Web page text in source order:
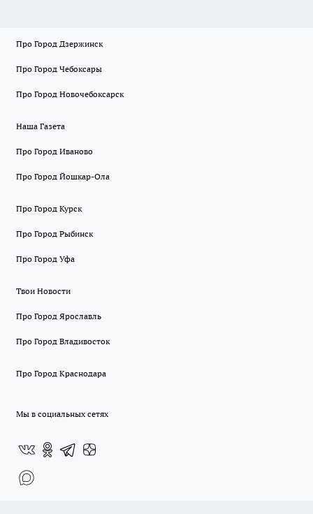
Про Город Дзержинск
Про Город Чебоксары
Про Город Новочебоксарск
Наша Газета
Про Город Иваново
Про Город Йошкар-Ола
Про Город Курск
Про Город Рыбинск
Про Город Уфа
Твои Новости
Про Город Ярославль
Про Город Владивосток
Про Город Краснодара
Мы в социальных сетях